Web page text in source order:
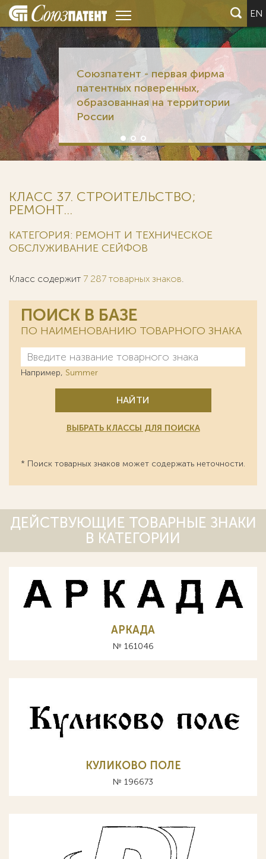
EN
Союзпатент - первая фирма
патентных поверенных,
образованная на территории
России
КЛАСС 37. СТРОИТЕЛЬСТВО;
РЕМОНТ...
КАТЕГОРИЯ: РЕМОНТ И ТЕХНИЧЕСКОЕ
ОБСЛУЖИВАНИЕ СЕЙФОВ
Класс содержит 7 287 товарных знаков.
ПОИСК В БАЗЕ
ПО НАИМЕНОВАНИЮ ТОВАРНОГО ЗНАКА
Например, Summer
НАЙТИ
ВЫБРАТЬ КЛАССЫ ДЛЯ ПОИСКА
* Поиск товарных знаков может содержать неточности.
ДЕЙСТВУЮЩИЕ ТОВАРНЫЕ ЗНАКИ
В КАТЕГОРИИ
АРКАДА
№ 161046
КУЛИКОВО ПОЛЕ
№ 196673